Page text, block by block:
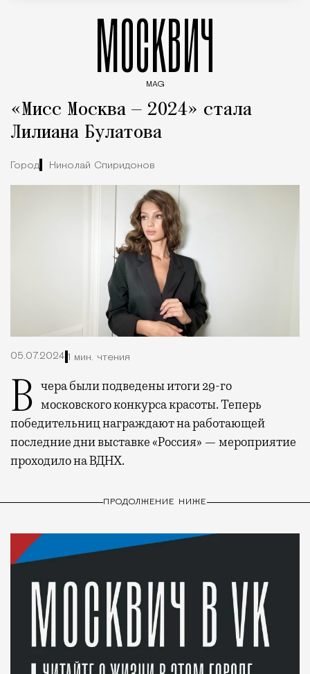
МОСКВИЧ
MAG
«Мисс Москва — 2024» стала
Лилиана Булатова
Город Николай Спиридонов
05.07.2024 1 мин. чтения
Вчера были подведены итоги 29-го московского конкурса красоты. Теперь
победительниц награждают на работающей
последние дни выставке «Россия» — мероприятие
проходило на ВДНХ.
ПРОДОЛЖЕНИЕ НИЖЕ